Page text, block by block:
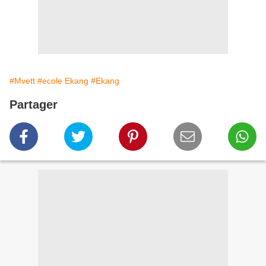
#Mvett #ecole Ekang #Ekang
Partager